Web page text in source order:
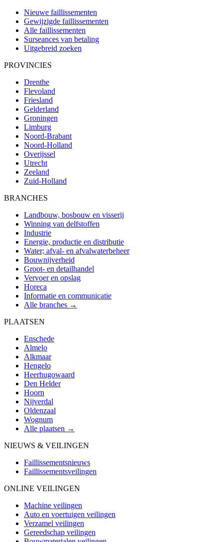
Nieuwe faillissementen
Gewijzigde faillissementen
Alle faillissementen
Surseances van betaling
Uitgebreid zoeken
PROVINCIES
Drenthe
Flevoland
Friesland
Gelderland
Groningen
Limburg
Noord-Brabant
Noord-Holland
Overijssel
Utrecht
Zeeland
Zuid-Holland
BRANCHES
Landbouw, bosbouw en visserij
Winning van delfstoffen
Industrie
Energie, productie en distributie
Water; afval- en afvalwaterbeheer
Bouwnijverheid
Groot- en detailhandel
Vervoer en opslag
Horeca
Informatie en communicatie
Alle branches →
PLAATSEN
Enschede
Almelo
Alkmaar
Hengelo
Heerhugowaard
Den Helder
Hoorn
Nijverdal
Oldenzaal
Wognum
Alle plaatsen →
NIEUWS & VEILINGEN
Faillissementsnieuws
Faillissementsveilingen
ONLINE VEILINGEN
Machine veilingen
Auto en voertuigen veilingen
Verzamel veilingen
Gereedschap veilingen